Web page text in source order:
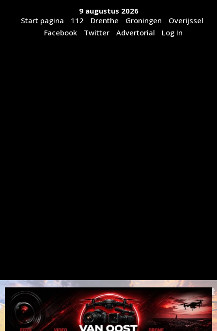
9 augustus 2026
Start pagina
112 Drenthe Groningen
Overijssel
Facebook
Twitter Advertorial Log In